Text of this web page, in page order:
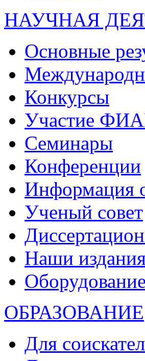
НАУЧНАЯ
Основные
Конкурсы
Участие
Семинары
Конференции
Информация
Ученый совет
Наши
Оборудование
ОБРАЗОВАНИЕ
Для